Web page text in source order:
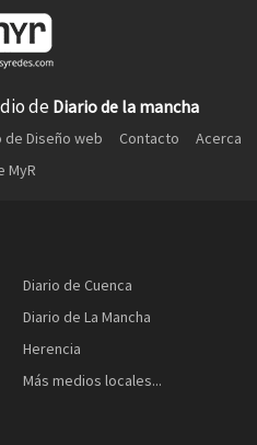
de Diario de la mancha
de Diseño web Contacto
Acerca
MyR
Diario de Cuenca
Diario de La Mancha
Herencia
Más medios locales...